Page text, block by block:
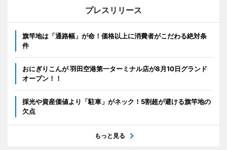
プレスリリース
旗竿地は「通路幅」が命！価格以上に消費者がこだわる絶対条
件
おにぎりこんが 羽田空港第一ターミナル店が8月10日グランド
オープン！！
採光や資産価値より「駐車」がネック！5割超が避ける旗竿地の
欠点
もっと見る